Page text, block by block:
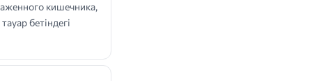
кишечника,
бетіндегі